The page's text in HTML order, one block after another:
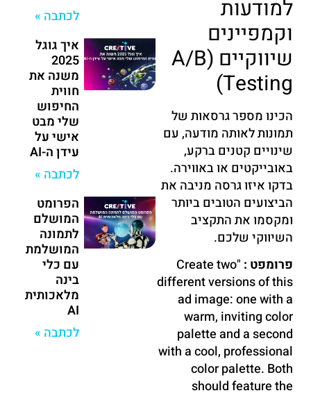
למודעות
וקמפיינים
שיווקיים (A/B
Testing)
הכינו מספר גרסאות של
תמונות לאותה מודעה, עם
שינויים קטנים ברקע,
באובייקטים או באווירה.
בדקו איזו גרסה מניבה את
הביצועים הטובים ביותר
ומקסמו את התקציב
השיווקי שלכם.
פרומפט : "Create two
different versions of this
ad image: one with a
warm, inviting color
palette and a second
with a cool, professional
color palette. Both
should feature the
לכתבה »
איך גוגל
2025
משנה את
חווית
החיפוש
שלי מבט
אישי על
עידן ה-AI
לכתבה »
הפרומט
המושלם
לתמונה
המושלמת
עם כלי
בינה
מלאכותית
AI
לכתבה »